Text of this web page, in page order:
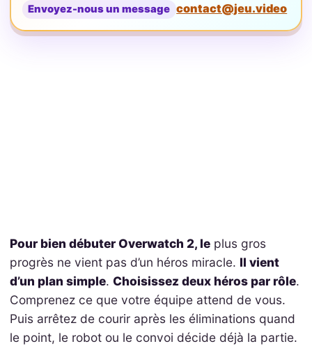
Envoyez-nous un message contact@jeu.video
Pour bien débuter Overwatch 2, leplus gros
progrès ne vient pas d’un héros miracle. Il vient
d’un plan simple. Choisissez deux héros par rôle.
Comprenez ce que votre équipe attend de vous.
Puis arrêtez de courir après les éliminations quand
le point, le robot ou le convoi décide déjà la partie.